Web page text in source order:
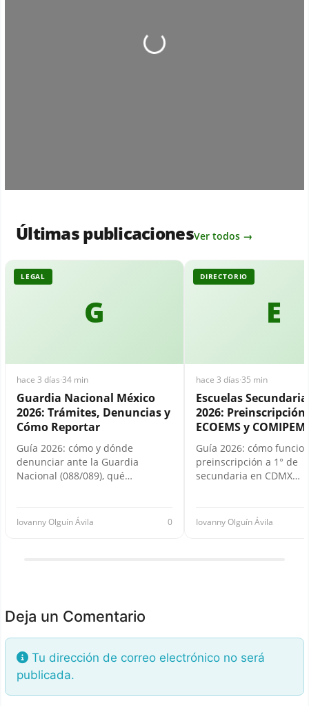
Loading...
Últimas publicacionesVer todos →
G
LEGAL
hace 3 días·34 min
Guardia Nacional México
2026: Trámites, Denuncias y
Cómo Reportar
Guía 2026: cómo y dónde
denunciar ante la Guardia
Nacional (088/089), qué…
Iovanny Olguín Ávila 0
E
DIRECTORIO
hace 3 días·35 min
Escuelas
2026: Preinscripción,
ECOEMS y
Guía 2026: cómo
preinscripción a 1° de
secundaria en CDMX…
Iovanny Olguín Ávila
Deja un Comentario
Tu dirección de correo electrónico no será
publicada.